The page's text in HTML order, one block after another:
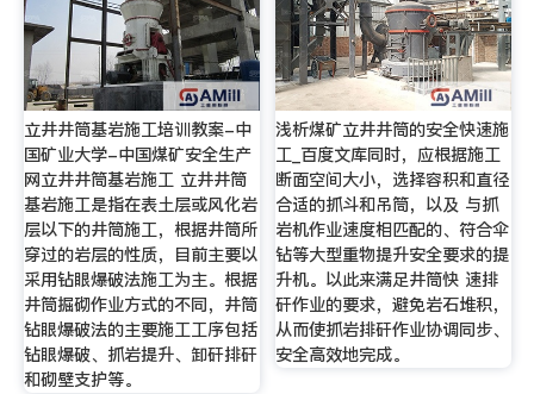
立井井筒基岩施工培训教案-中
国矿业大学-中国煤矿安全生产
网立井井筒基岩施工 立井井筒
基岩施工是指在表土层或风化岩
层以下的井筒施工，根据井筒所
穿过的岩层的性质，目前主要以
采用钻眼爆破法施工为主。根据
井筒掘砌作业方式的不同，井筒
钻眼爆破法的主要施工工序包括
钻眼爆破、抓岩提升、卸矸排矸
和砌壁支护等。
浅析煤矿立井井筒的安全快速施
工_百度文库同时，应根据施工
断面空间大小，选择容积和直径
合适的抓斗和吊筒，以及 与抓
岩机作业速度相匹配的、符合伞
钻等大型重物提升安全要求的提
升机。以此来满足井筒快 速排
矸作业的要求，避免岩石堆积，
从而使抓岩排矸作业协调同步、
安全高效地完成。